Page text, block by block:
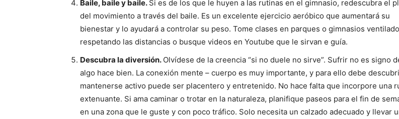
Baile, baile y baile. Si es de los que le huyen a las rutinas en el gimnasio, redescubra el
del movimiento a través del baile. Es un excelente ejercicio aeróbico que aumentará su
bienestar y lo ayudará a controlar su peso. Tome clases en parques o gimnasios
respetando las distancias o busque videos en Youtube que le sirvan e guía.
Descubra la diversión. Olvídese de la creencia “si no duele no sirve”. Sufrir no es signo
algo hace bien. La conexión mente – cuerpo es muy importante, y para ello debe
mantenerse activo puede ser placentero y entretenido. No hace falta que incorpore una
extenuante. Si ama caminar o trotar en la naturaleza, planifique paseos para el fin de
en una zona que le guste y con poco tráfico. Solo necesita un calzado adecuado y llevar